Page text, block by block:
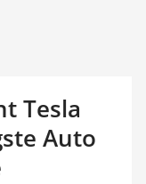
Tesla
Auto